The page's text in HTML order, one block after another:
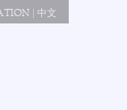
| 中文